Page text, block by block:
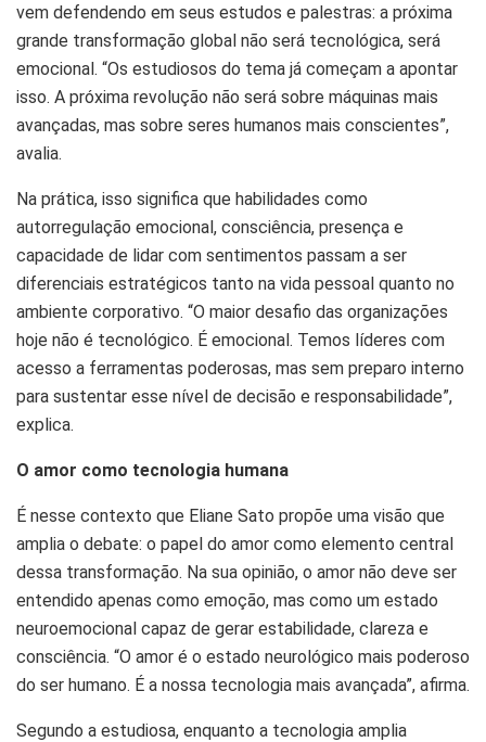
vem defendendo em seus estudos e palestras: a próxima
grande transformação global não será tecnológica, será
emocional. “Os estudiosos do tema já começam a apontar
isso. A próxima revolução não será sobre máquinas mais
avançadas, mas sobre seres humanos mais conscientes”,
avalia.
Na prática, isso significa que habilidades como
autorregulação emocional, consciência, presença e
capacidade de lidar com sentimentos passam a ser
diferenciais estratégicos tanto na vida pessoal quanto no
ambiente corporativo. “O maior desafio das organizações
hoje não é tecnológico. É emocional. Temos líderes com
acesso a ferramentas poderosas, mas sem preparo interno
para sustentar esse nível de decisão e responsabilidade”,
explica.
O amor como tecnologia humana
É nesse contexto que Eliane Sato propõe uma visão que
amplia o debate: o papel do amor como elemento central
dessa transformação. Na sua opinião, o amor não deve ser
entendido apenas como emoção, mas como um estado
neuroemocional capaz de gerar estabilidade, clareza e
consciência. “O amor é o estado neurológico mais poderoso
do ser humano. É a nossa tecnologia mais avançada”, afirma.
Segundo a estudiosa, enquanto a tecnologia amplia